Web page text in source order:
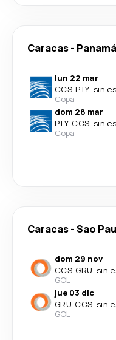
Caracas- Panamá
lun 22 mar
CCS-PTY· sin
Copa
dom 28 mar
PTY-CCS· sin
Copa
Caracas-Sao
dom 29 nov
CCS-GRU· sin
GOL
jue 03 dic
GRU-CCS· sin
GOL